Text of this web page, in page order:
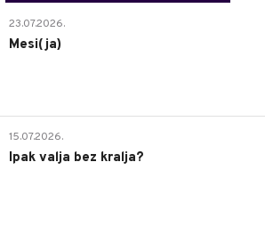
23.07.2026.
Mesi(ja)
15.07.2026.
Ipak valja bez kralja?